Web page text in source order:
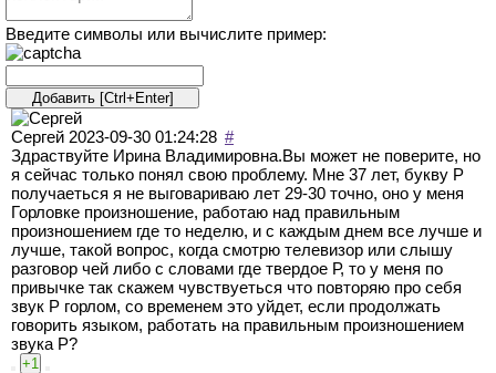
Введите символы или вычислите пример:
Сергей 2023-09-30 01:24:28 #
Здраствуйте Ирина Владимировна.Вы может не поверите, но
я сейчас только понял свою проблему. Мне 37 лет, букву Р
получаеться я не выговариваю лет 29-30 точно, оно у меня
Горловке произношение, работаю над правильным
произношением где то неделю, и с каждым днем все лучше и
лучше, такой вопрос, когда смотрю телевизор или слышу
разговор чей либо с словами где твердое Р, то у меня по
привычке так скажем чувствуеться что повторяю про себя
звук Р горлом, со временем это уйдет, если продолжать
говорить языком, работать на правильным произношением
звука Р?
+1